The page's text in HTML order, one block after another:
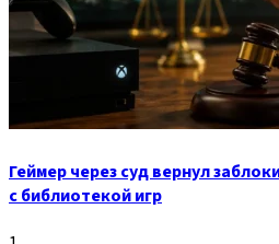
Геймер через суд вернул
с библиотекой игр